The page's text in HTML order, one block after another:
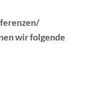
wir folgende